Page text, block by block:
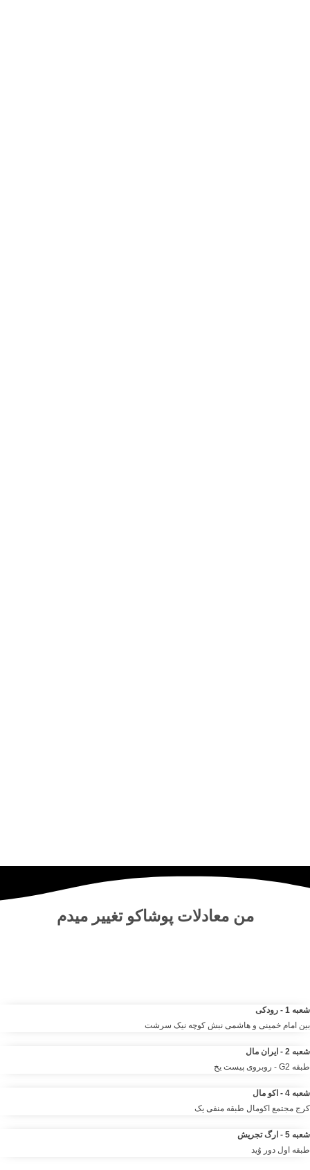
من معادلات پوشاکو تغییر میدم
شعبه 1 - رودکی
بین امام خمینی و هاشمی نبش کوچه نیک سرشت
شعبه 2 - ایران مال
طبقه G2 - روبروی پیست یخ
شعبه 4 - اکو مال
کرج مجتمع اکومال طبقه منفی یک
شعبه 5 - ارگ تجریش
طبقه اول دور وُید